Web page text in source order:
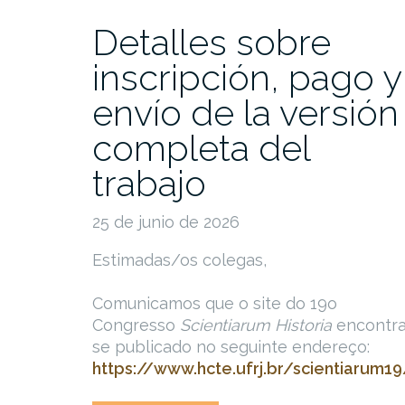
Detalles sobre
inscripción, pago y
envío de la versión
completa del
trabajo
25 de junio de 2026
Estimadas/os colegas,
Comunicamos que o site do 19o
Congresso Scientiarum Historia
se publicado no seguinte endereço:
https://www.hcte.ufrj.br/